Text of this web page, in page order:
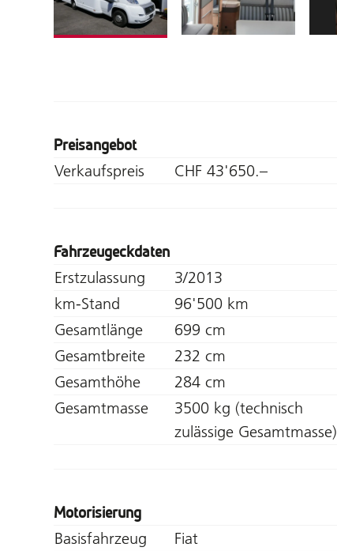
Preisangebot
Verkaufspreis CHF 43'650.–
Fahrzeugeckdaten
Erstzulassung
3/2013
km-Stand
96'500 km
Gesamtlänge
699 cm
Gesamtbreite
232 cm
Gesamthöhe
284 cm
Gesamtmasse
3500 kg (technisch
zulässige Gesamtmasse)
Motorisierung
Basisfahrzeug
Fiat